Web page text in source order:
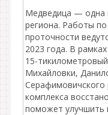
Медведица — одна
региона. Работы
проточности
2023 года. В
15-
Михайловки,
Серафимовичского
комплекса
поможет улучшить